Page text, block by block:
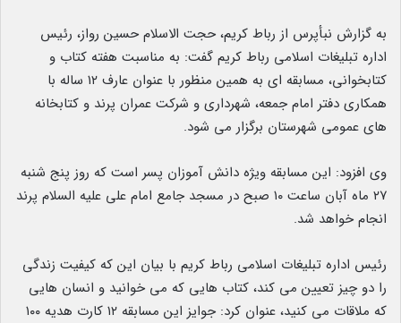
به گزارش نبأپرس از رباط کریم، حجت الاسلام حسین رواز، رئیس
اداره تبلیغات اسلامی رباط کریم گفت: به مناسبت هفته کتاب و
کتابخوانی، مسابقه ای به همین منظور با عنوان عارف ۱۲ ساله با
همکاری دفتر امام جمعه، شهرداری و شرکت عمران پرند و کتابخانه
های عمومی شهرستان برگزار می شود.
وی افزود: این مسابقه ویژه دانش آموزان پسر است که روز پنج شنبه
۲۷ ماه آبان ساعت ۱۰ صبح در مسجد جامع امام علی علیه السلام پرند
انجام خواهد شد.
رئیس اداره تبلیغات اسلامی رباط کریم با بیان این که کیفیت زندگی
را دو چیز تعیین می کند، کتاب هایی که می خوانید و انسان هایی
که ملاقات می کنید، عنوان کرد: جوایز این مسابقه ۱۲ کارت هدیه ۱۰۰